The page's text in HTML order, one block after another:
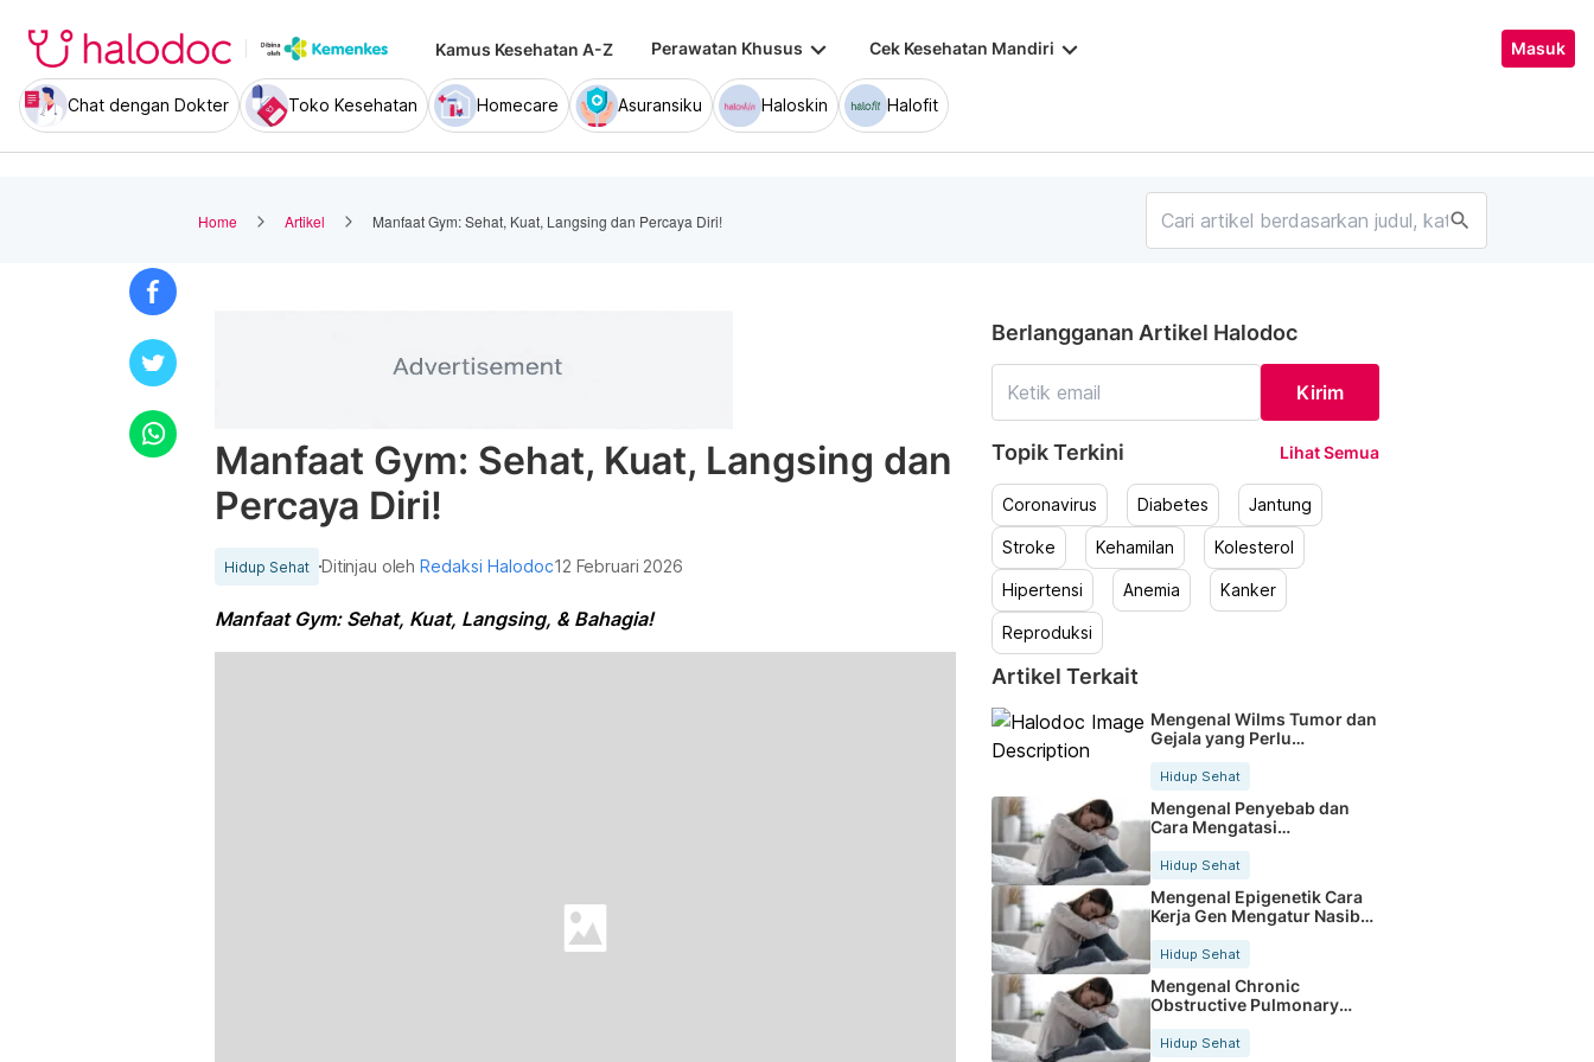
Kamus Kesehatan A-Z Perawatan Khusus keyboard_arrow_down Cek Kesehatan Mandiri keyboard_arrow_down Masuk
Chat dengan Dokter Toko Kesehatan Homecare Asuransiku Haloskin Halofit
Home Artikel Manfaat Gym: Sehat, Kuat, Langsing dan Percaya Diri! search
Manfaat Gym: Sehat, Kuat, Langsing dan
Percaya Diri!
Hidup Sehat Ditinjau olehRedaksi Halodoc12 Februari 2026
Manfaat Gym: Sehat, Kuat, Langsing, & Bahagia!
Berlangganan Artikel Halodoc
Kirim
Topik Terkini Lihat Semua
Coronavirus Diabetes Jantung
Stroke Kehamilan Kolesterol
Hipertensi Anemia Kanker
Reproduksi
Artikel Terkait
Mengenal Wilms Tumor dan
Gejala yang Perlu
Hidup Sehat
Mengenal Penyebab dan
Cara Mengatasi
Hidup Sehat
Mengenal Epigenetik Cara
Kerja Gen Mengatur Nasib
Hidup Sehat
Mengenal Chronic
Obstructive Pulmonary
Hidup Sehat